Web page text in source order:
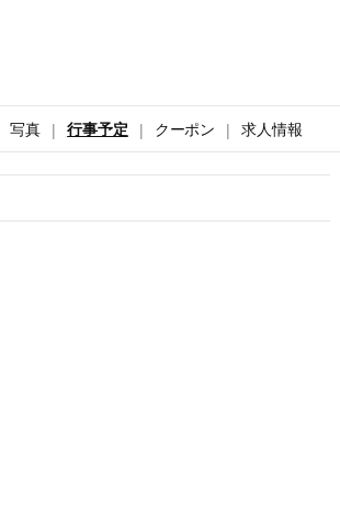
写真 行事予定 クーポン 求人情報